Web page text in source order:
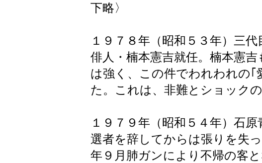
下略〉
１９７８年（昭和５３年）三代
俳人・楠本憲吉就任。楠本憲
は強く、この件でわれわれの｢
た。これは、非難とショック
１９７９年（昭和５４年）石原
選者を辞してからは張りを失
年９月肺ガンにより不帰の客